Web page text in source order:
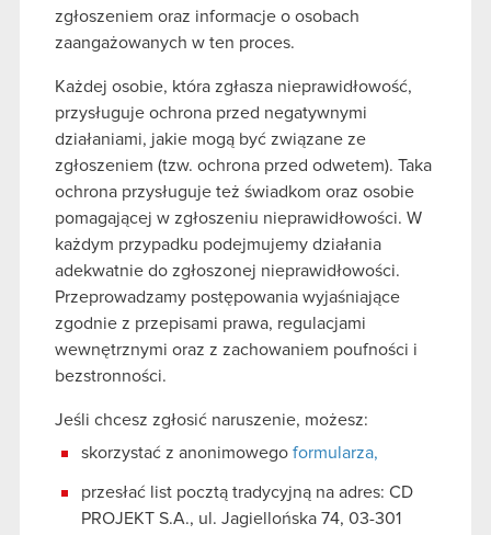
zgłoszeniem oraz informacje o osobach
zaangażowanych w ten proces.
Każdej osobie, która zgłasza nieprawidłowość,
przysługuje ochrona przed negatywnymi
działaniami, jakie mogą być związane ze
zgłoszeniem (tzw. ochrona przed odwetem). Taka
ochrona przysługuje też świadkom oraz osobie
pomagającej w zgłoszeniu nieprawidłowości. W
każdym przypadku podejmujemy działania
adekwatnie do zgłoszonej nieprawidłowości.
Przeprowadzamy postępowania wyjaśniające
zgodnie z przepisami prawa, regulacjami
wewnętrznymi oraz z zachowaniem poufności i
bezstronności.
Jeśli chcesz zgłosić naruszenie, możesz:
skorzystać z anonimowego formularza,
przesłać list pocztą tradycyjną na adres: CD
PROJEKT S.A., ul. Jagiellońska 74, 03-301